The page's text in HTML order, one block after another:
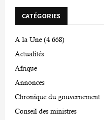
CATÉGORIES
A la Une (4 668)
Actualités
Afrique
Annonces
Chronique du gouvernement
Conseil des ministres